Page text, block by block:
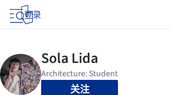
登录
关注